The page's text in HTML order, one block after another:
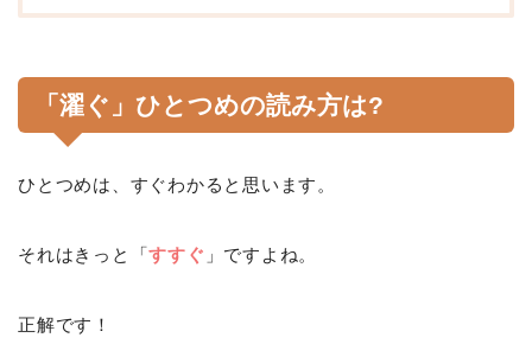
「濯ぐ」ひとつめの読み方は?
ひとつめは、すぐわかると思います。
それはきっと「すすぐ 」ですよね。
正解です！